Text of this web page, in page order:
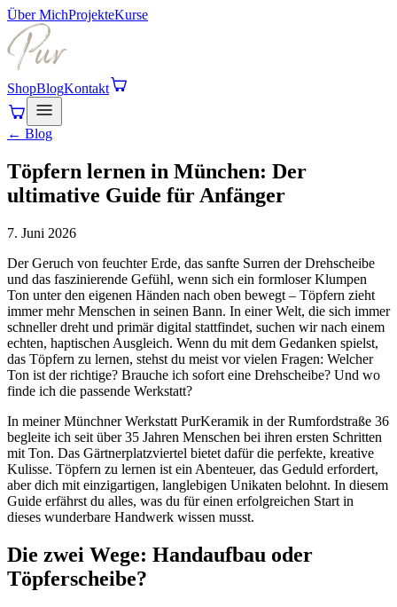
Über MichProjekteKurse
ShopBlogKontakt
← Blog
Töpfern lernen in München: Der
ultimative Guide für Anfänger
7. Juni 2026
Der Geruch von feuchter Erde, das sanfte Surren der Drehscheibe
und das faszinierende Gefühl, wenn sich ein formloser Klumpen
Ton unter den eigenen Händen nach oben bewegt – Töpfern zieht
immer mehr Menschen in seinen Bann. In einer Welt, die sich immer
schneller dreht und primär digital stattfindet, suchen wir nach einem
echten, haptischen Ausgleich. Wenn du mit dem Gedanken spielst,
das Töpfern zu lernen, stehst du meist vor vielen Fragen: Welcher
Ton ist der richtige? Brauche ich sofort eine Drehscheibe? Und wo
finde ich die passende Werkstatt?
In meiner Münchner Werkstatt PurKeramik in der Rumfordstraße 36
begleite ich seit über 35 Jahren Menschen bei ihren ersten Schritten
mit Ton. Das Gärtnerplatzviertel bietet dafür die perfekte, kreative
Kulisse. Töpfern zu lernen ist ein Abenteuer, das Geduld erfordert,
aber dich mit einzigartigen, langlebigen Unikaten belohnt. In diesem
Guide erfährst du alles, was du für einen erfolgreichen Start in
dieses wunderbare Handwerk wissen musst.
Die zwei Wege: Handaufbau oder
Töpferscheibe?